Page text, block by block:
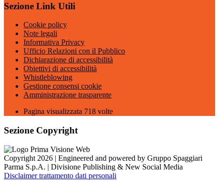
Sezione Link Utili
Cookie policy
Note legali
Informativa Privacy
Ufficio Relazioni con il Pubblico
Dichiarazione di accessibilità
Obiettivi di accessibilità
Whistleblowing
Gestione consensi cookie
Amministrazione trasparente
Pagina visualizzata 718 volte
Sezione Copyright
Copyright 2026 | Engineered and powered by Gruppo Spaggiari
Parma S.p.A. | Divisione Publishing & New Social Media
Disclaimer trattamento dati personali